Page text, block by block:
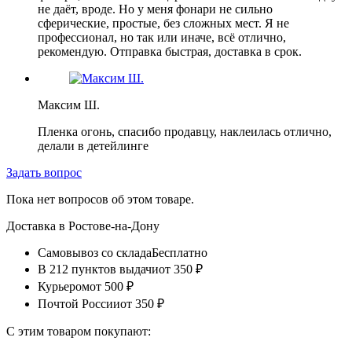
не даёт, вроде. Но у меня фонари не сильно
сферические, простые, без сложных мест. Я не
профессионал, но так или иначе, всё отлично,
рекомендую. Отправка быстрая, доставка в срок.
Максим Ш.
Пленка огонь, спасибо продавцу, наклеилась отлично,
делали в детейлинге
Задать вопрос
Пока нет вопросов об этом товаре.
Доставка в Ростове-на-Дону
Самовывоз со складаБесплатно
В 212 пунктов выдачиот 350 ₽
Курьеромот 500 ₽
Почтой Россииот 350 ₽
С этим товаром покупают: